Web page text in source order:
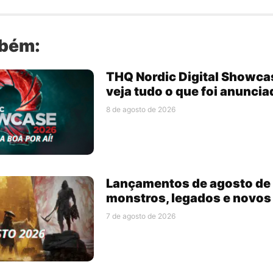
THQ Nordic Digital
veja tudo o que foi
8 de agosto de 2026
Lançamentos de agosto
monstros, legados e
7 de agosto de 2026